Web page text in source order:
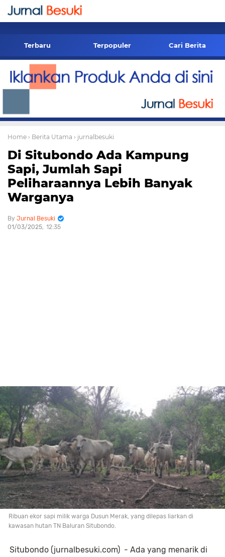
-->
Terbaru Terpopuler Cari Berita
Home › Berita Utama › jurnalbesuki
Di Situbondo Ada Kampung
Sapi, Jumlah Sapi
Peliharaannya Lebih Banyak
Warganya
Jurnal Besuki
01/03/2025 12:35
Ribuan ekor sapi milik warga Dusun Merak, yang dilepas liarkan di
kawasan hutan TN Baluran Situbondo.
Situbondo (jurnalbesuki.com) - Ada yang menarik di